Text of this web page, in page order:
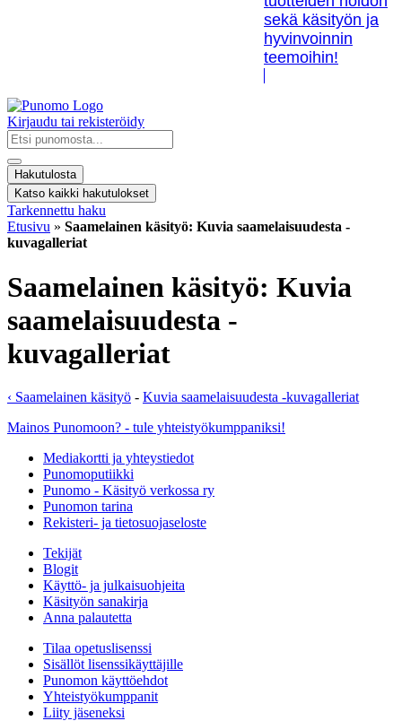
sekä käsityön ja
hyvinvoinnin
teemoihin!
Kirjaudu tai rekisteröidy
Search
...
Hakutulosta
Katso kaikki hakutulokset
Tarkennettu haku
Etusivu » Saamelainen käsityö: Kuvia saamelaisuudesta -
kuvagalleriat
Saamelainen käsityö: Kuvia
saamelaisuudesta -
kuvagalleriat
‹ Saamelainen käsityö - Kuvia saamelaisuudesta -kuvagalleriat
Mainos Punomoon? - tule yhteistyökumppaniksi!
Mediakortti ja yhteystiedot
Punomoputiikki
Punomo - Käsityö verkossa ry
Punomon tarina
Rekisteri- ja tietosuojaseloste
Tekijät
Blogit
Käyttö- ja julkaisuohjeita
Käsityön sanakirja
Anna palautetta
Tilaa opetuslisenssi
Sisällöt lisenssikäyttäjille
Punomon käyttöehdot
Yhteistyökumppanit
Liity jäseneksi